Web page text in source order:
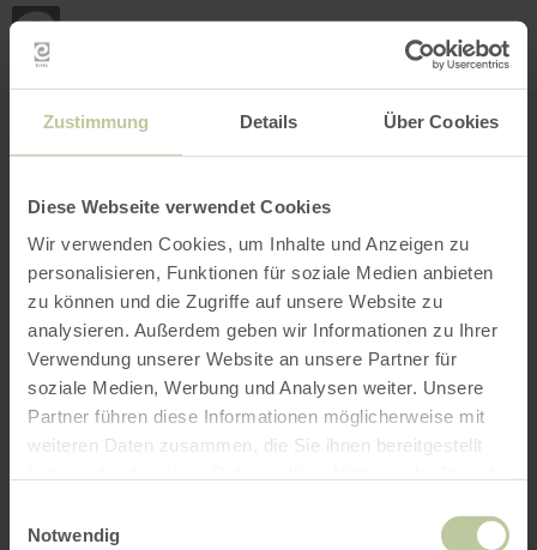
Zustimmung Details Über Cookies
Diese Webseite verwendet Cookies
Wir verwenden Cookies, um Inhalte und Anzeigen zu
personalisieren, Funktionen für soziale Medien anbieten
zu können und die Zugriffe auf unsere Website zu
analysieren. Außerdem geben wir Informationen zu Ihrer
Verwendung unserer Website an unsere Partner für
soziale Medien, Werbung und Analysen weiter. Unsere
Partner führen diese Informationen möglicherweise mit
weiteren Daten zusammen, die Sie ihnen bereitgestellt
Notwendig
CARTE INTERACTIVE
ma
Ouvrir le filtre